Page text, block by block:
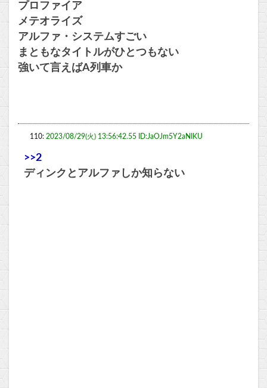
プロファイア
メテオライズ
アルファ・システムすごい
まともなタイトルがひとつもない
強いて言えばA列車か
110: 2023/08/29(火) 13:56:42.55 ID:JaOJm5Y2aNIKU
>>2
ディンクとアルファしか知らない